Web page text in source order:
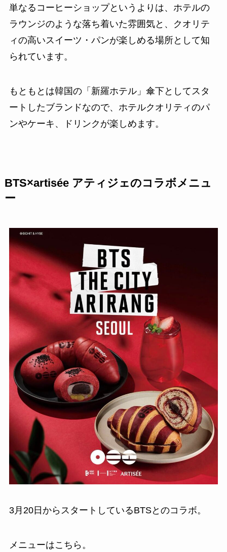
単なるコーヒーショップというよりは、ホテルの
ラウンジのような落ち着いた雰囲気と、クオリテ
ィの高いスイーツ・パンが楽しめる場所として知
られています。
もともとは韓国の「新羅ホテル」傘下としてスタ
ートしたブランドなので、ホテルクオリティのパ
ンやケーキ、ドリンクが楽しめます。
BTS×artisée アティジェのコラボメニュ
ー
3月20日からスタートしているBTSとのコラボ。
メニューはこちら。